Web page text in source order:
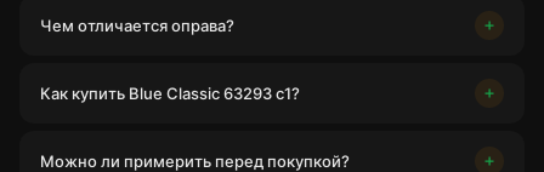
Чем отличается оправа?
Как купить Blue Classic 63293 c1?
Можно ли примерить перед покупкой?